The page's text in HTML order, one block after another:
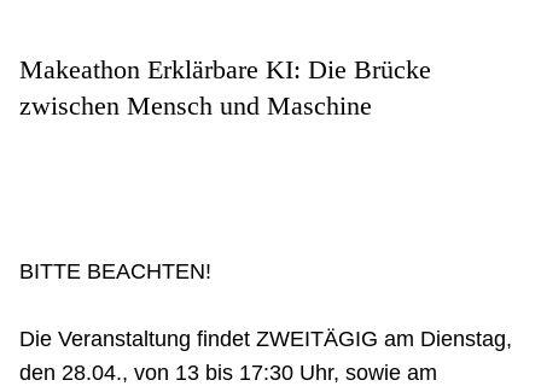
Innovationsfelder
Makeathon Erklärbare KI: Die Brücke
zwischen Mensch und Maschine
BITTE BEACHTEN!
Die Veranstaltung findet ZWEITÄGIG am Dienstag,
den 28.04., von 13 bis 17:30 Uhr, sowie am